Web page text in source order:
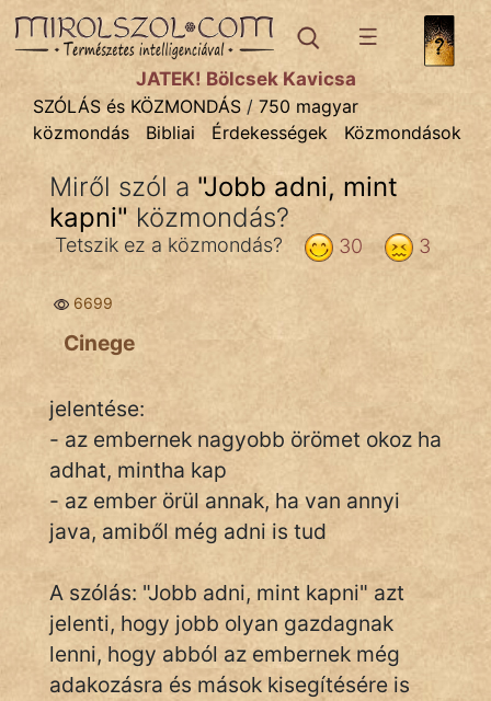
SZÓLÁS ÉS KÖZMONDÁStémák:
Bibliai
Kifejezések
Közmondások
Rímelő
Szóláscsoportok
Szólások
Tréfás
SZÓLÁS
És
KÖZMONDÁS
JÁTÉK! Bölcsek Kavicsa
SZÓLÁS és KÖZMONDÁS / 750 magyar
közmondás
Bibliai Érdekességek Közmondások
Miről szól a "Jobb adni, mint
kapni" közmondás?
3
30
Tetszik ez a közmondás?
6699
Cinege
jelentése:
- az embernek nagyobb örömet okoz ha
adhat, mintha kap
- az ember örül annak, ha van annyi
java, amiből még adni is tud
A szólás: "Jobb adni, mint kapni" azt
jelenti, hogy jobb olyan gazdagnak
lenni, hogy abból az embernek még
adakozásra és mások kisegítésére is